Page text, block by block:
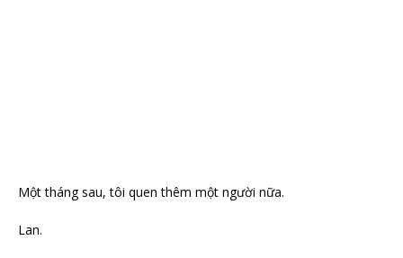
Một tháng sau, tôi quen thêm một người nữa.
Lan.